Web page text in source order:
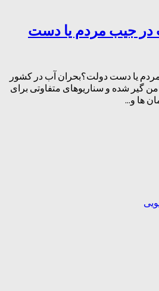
در جیب مردم یا دست
یا دست دولت؟بحران آب در کشور
گیر شده و سناریوهای متفاوتی برای
ها و...